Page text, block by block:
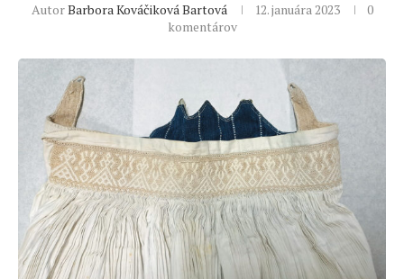
AutorBarbora Kováčiková Bartová 12. januára 2023
0
komentárov